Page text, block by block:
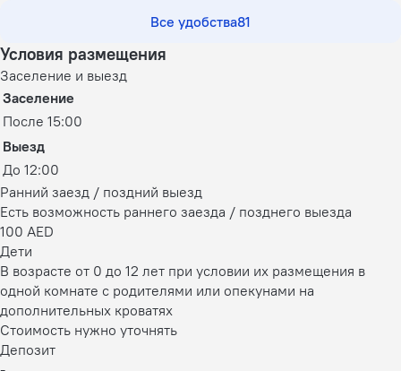
Все удобства81
Условия размещения
Заселение и выезд
Заселение
После 15:00
Выезд
До 12:00
Ранний заезд / поздний выезд
Есть возможность раннего заезда / позднего выезда
100 AED
Дети
В возрасте от 0 до 12 лет при условии их размещения в
одной комнате с родителями или опекунами на
дополнительных кроватях
Стоимость нужно уточнять
Депозит